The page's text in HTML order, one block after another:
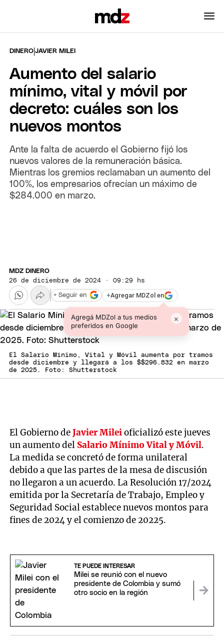
DINERO |JAVIER MILEI
Aumento del salario
mínimo, vital y móvil por
decreto: cuáles son los
nuevos montos
Ante la falta de acuerdo el Gobierno fijó los
nuevos valores de la remuneración básica.
Mientras los gremios reclamaban un aumento del
100%, los empresarios ofrecían un máximo de
$284.000 en marzo.
MDZ DINERO
26 de diciembre de 2024 · 09:29 hs
+Agregar MDZol en
Agregá MDZol a tus medios
preferidos en Google
×
+ Seguir en
El Salario Mínimo, Vital y Móvil aumenta por tramos
desde diciembre y llegará a los $$296.832 en marzo
de 2025. Foto: Shutterstock
El Gobierno deJavier Mileioficializó este jueves
un aumento del Salario Mínimo Vital y Móvil.
La medida se concretó de forma unilateral
debido a que las partes de la mesa de discusión
no llegaron a un acuerdo. La Resolución 17/2024
emitida por la Secretaría de Trabajo, Empleo y
Seguridad Social establece nuevos montos para
fines de 2024 y el comienzo de 20225.
TE PUEDE INTERESAR
Milei se reunió con el nuevo
presidente de Colombia y sumó
otro socio en la región